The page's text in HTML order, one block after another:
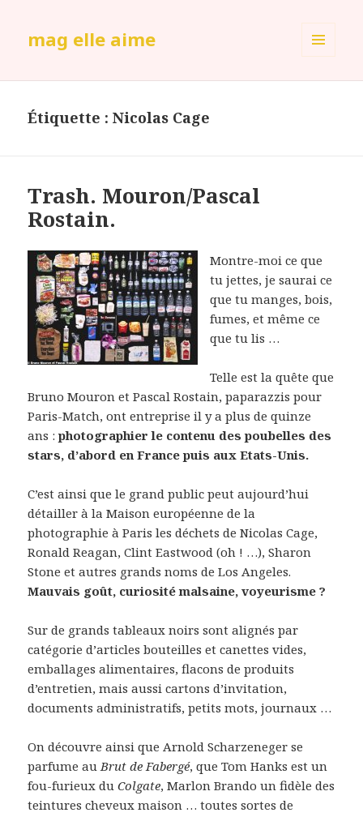
mag elle aime
Étiquette :Nicolas Cage
Trash. Mouron/Pascal
Rostain.
Montre-moi ce que
tu jettes, je saurai ce
que tu manges, bois,
fumes, et même ce
que tu lis …
Telle est la quête que
Bruno Mouron et Pascal Rostain, paparazzis pour
Paris-Match, ont entreprise il y a plus de quinze
ans :photographier le contenu des poubelles des
stars, d’abord en France puis aux Etats-Unis.
C’est ainsi que le grand public peut aujourd’hui
détailler à la Maison européenne de la
photographie à Paris les déchets de Nicolas Cage,
Ronald Reagan, Clint Eastwood (oh ! …), Sharon
Stone et autres grands noms de Los Angeles.
Mauvais goût, curiosité malsaine, voyeurisme ?
Sur de grands tableaux noirs sont alignés par
catégorie d’articles bouteilles et canettes vides,
emballages alimentaires, flacons de produits
d’entretien, mais aussi cartons d’invitation,
documents administratifs, petits mots, journaux …
On découvre ainsi que Arnold Scharzeneger se
parfume auBrut de Fabergé, que Tom Hanks est un
fou-furieux duColgate, Marlon Brando un fidèle des
teintures cheveux maison … toutes sortes de